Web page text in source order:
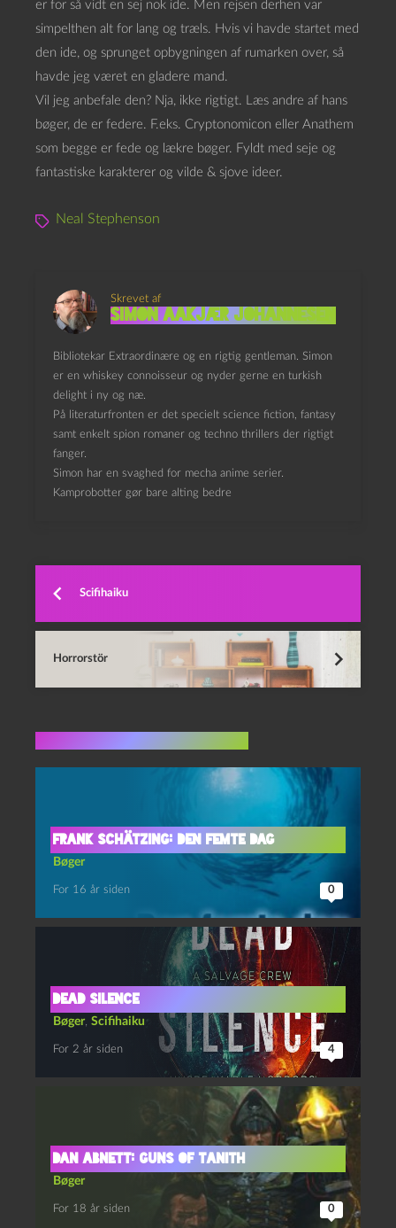
er for så vidt en sej nok ide. Men rejsen derhen var
simpelthen alt for lang og træls. Hvis vi havde startet med
den ide, og sprunget opbygningen af rumarken over, så
havde jeg været en gladere mand.
Vil jeg anbefale den? Nja, ikke rigtigt. Læs andre af hans
bøger, de er federe. F.eks. Cryptonomicon eller Anathem
som begge er fede og lækre bøger. Fyldt med seje og
fantastiske karakterer og vilde & sjove ideer.
Neal Stephenson
Skrevet af
Simon Aakjær Johannesen
Bibliotekar Extraordinære og en rigtig gentleman. Simon
er en whiskey connoisseur og nyder gerne en turkish
delight i ny og næ.
På literaturfronten er det specielt science fiction, fantasy
samt enkelt spion romaner og techno thrillers der rigtigt
fanger.
Simon har en svaghed for mecha anime serier.
Kamprobotter gør bare alting bedre
Scifihaiku
Horrorstör
Frank Schätzing: Den femte dag
Bøger
For 16 år siden 0
Dead Silence
Bøger Scifihaiku
For 2 år siden 4
Dan Abnett: Guns of Tanith
Bøger
For 18 år siden 0